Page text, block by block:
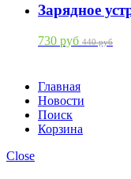
Зарядное
730 руб 440 руб
Главная
Новости
Поиск
Корзина
Close